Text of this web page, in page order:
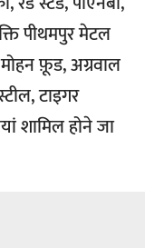
पीथमपुर मेटल
फ़ूड, अग्रवाल
टाइगर
शामिल होने जा